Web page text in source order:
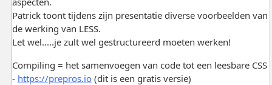
Patrick toont tijdens zijn presentatie diverse voorbeelden van
de werking van LESS.
Let wel.....je zult wel gestructureerd moeten werken!
Compiling = het samenvoegen van code tot een leesbare CSS
- https://prepros.io(dit is een gratis versie)